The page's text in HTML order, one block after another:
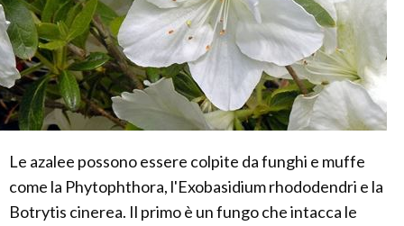
Le azalee possono essere colpite da funghi e muffe
come la Phytophthora, l'Exobasidium rhododendri e la
Botrytis cinerea. Il primo è un fungo che intacca le